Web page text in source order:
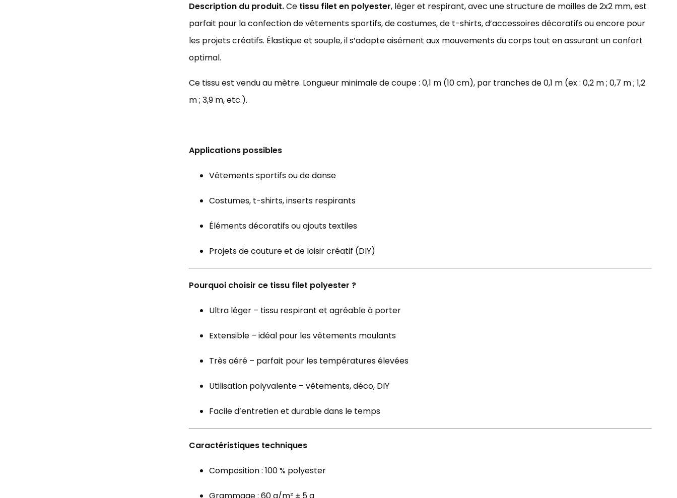
Description du produit.Ce tissu filet en polyester, léger et respirant, avec une structure de mailles de 2x2 mm, est
parfait pour la confection de vêtements sportifs, de costumes, de t-shirts, d’accessoires décoratifs ou encore pour
les projets créatifs. Élastique et souple, il s’adapte aisément aux mouvements du corps tout en assurant un confort
optimal.
Ce tissu est vendu au mètre. Longueur minimale de coupe : 0,1 m (10 cm), par tranches de 0,1 m (ex : 0,2 m ; 0,7 m ; 1,2
m ; 3,9 m, etc.).
Applications possibles
Vêtements sportifs ou de danse
Costumes, t-shirts, inserts respirants
Éléments décoratifs ou ajouts textiles
Projets de couture et de loisir créatif (DIY)
Pourquoi choisir ce tissu filet polyester ?
Ultra léger – tissu respirant et agréable à porter
Extensible – idéal pour les vêtements moulants
Très aéré – parfait pour les températures élevées
Utilisation polyvalente – vêtements, déco, DIY
Facile d’entretien et durable dans le temps
Caractéristiques techniques
Composition : 100 % polyester